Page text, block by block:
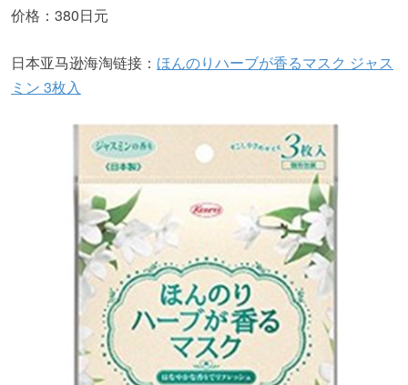
价格：380日元
日本亚马逊海淘链接： ほんのりハーブが香るマスク ジャス
ミン 3枚入